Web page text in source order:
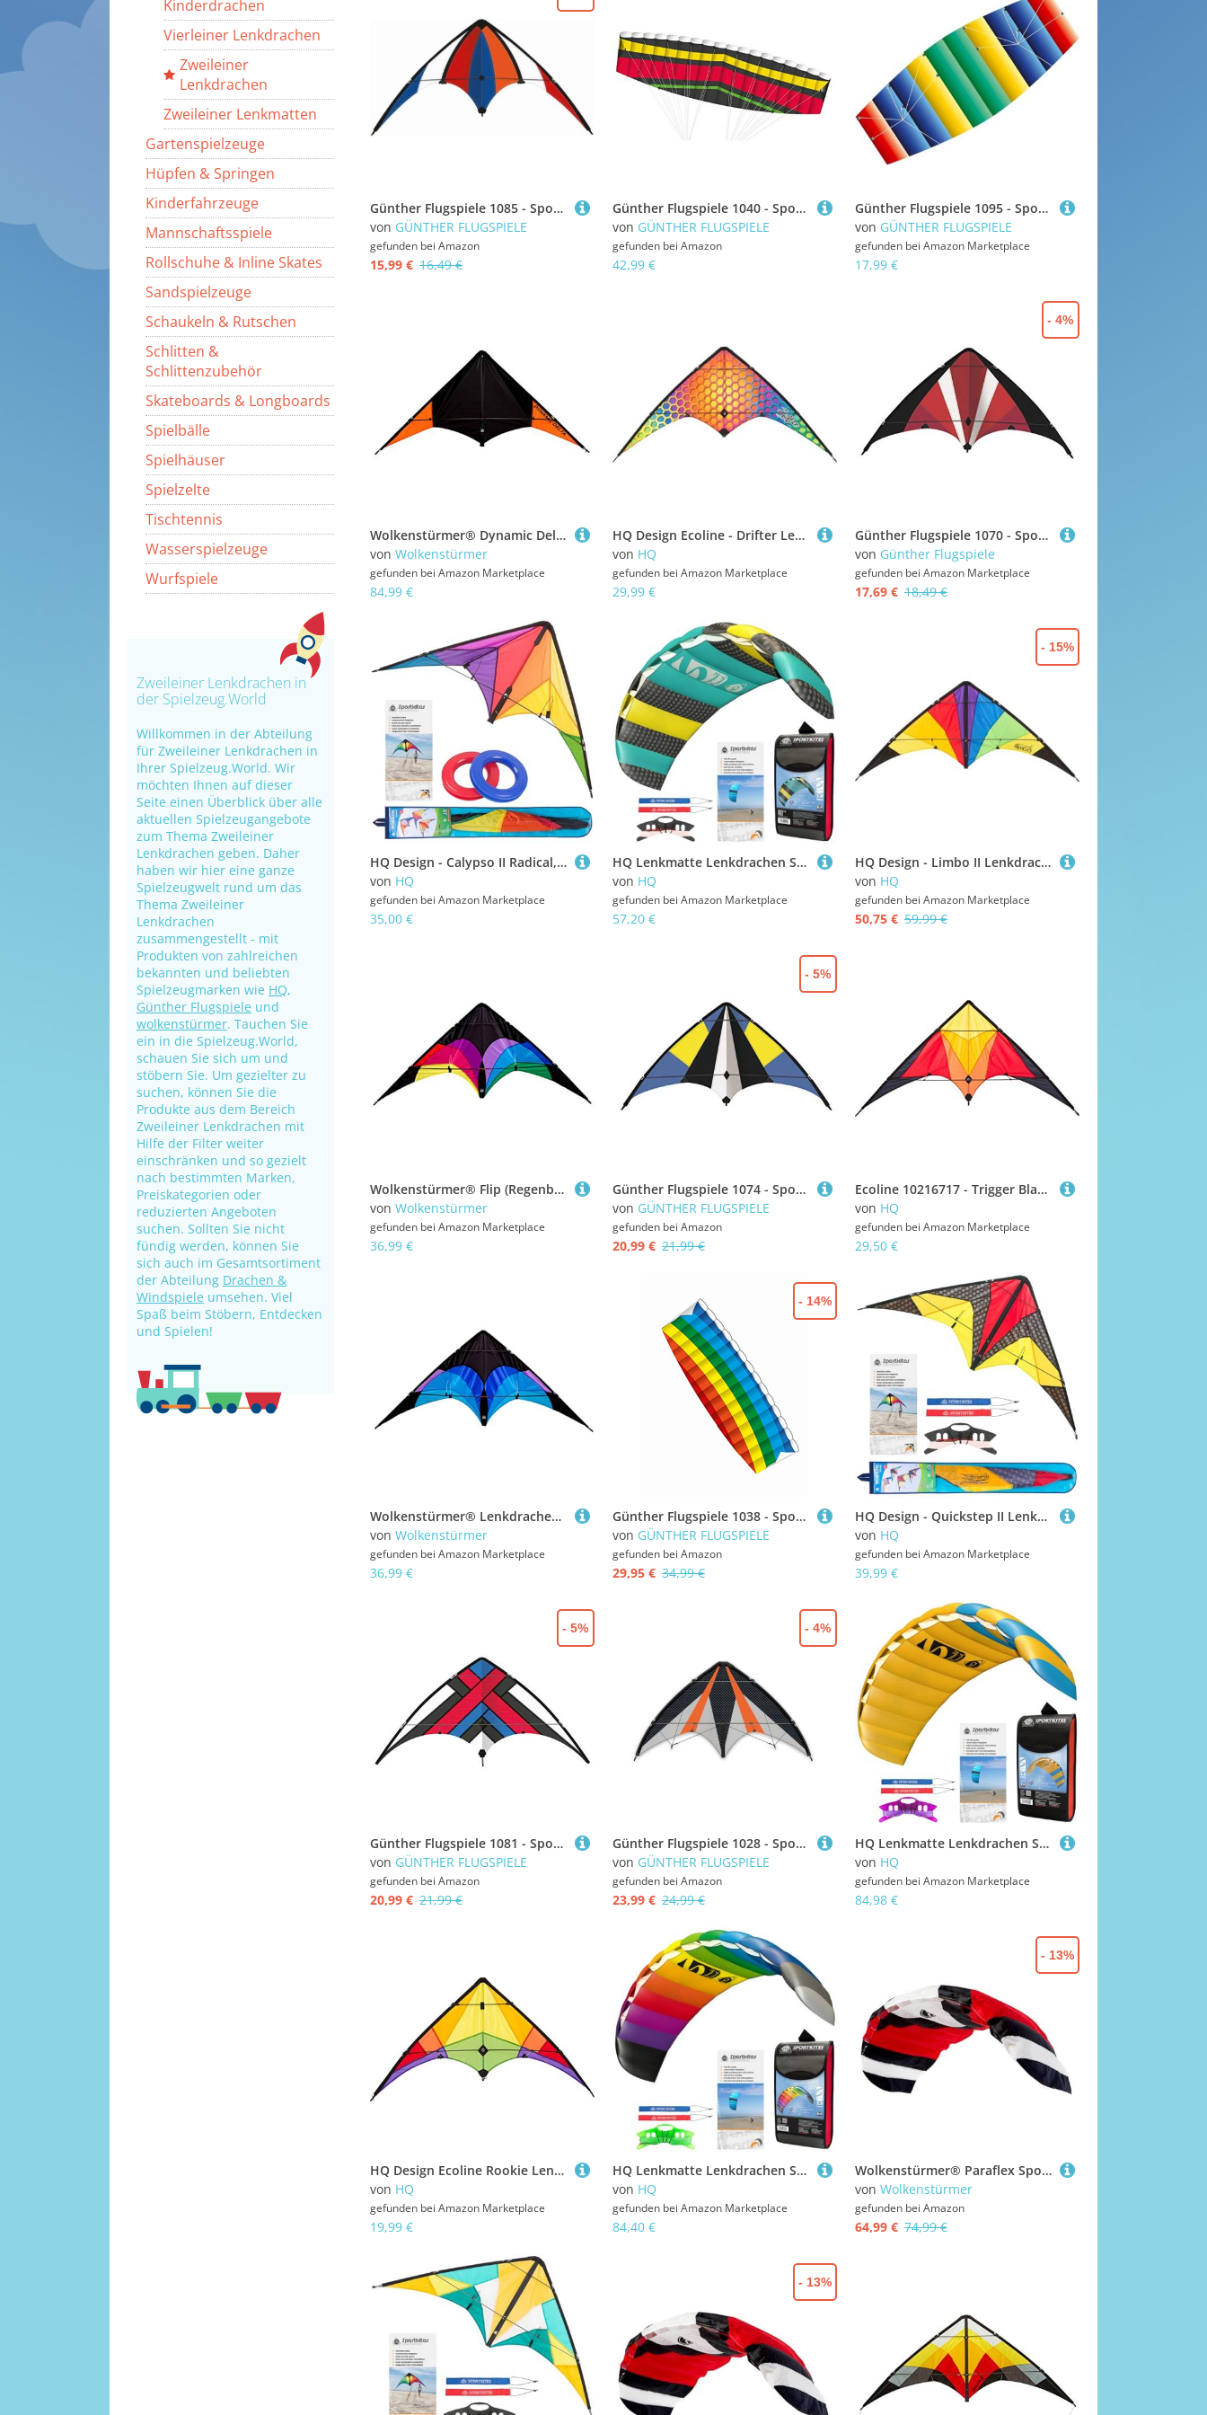
Kinderdrachen
Vierleiner Lenkdrachen
Zweileiner
Lenkdrachen
Zweileiner Lenkmatten
Gartenspielzeuge
Hüpfen & Springen
Kinderfahrzeuge
Mannschaftsspiele
Rollschuhe & Inline Skates
Sandspielzeuge
Schaukeln & Rutschen
Schlitten &
Schlittenzubehör
Skateboards & Longboards
Spielbälle
Spielhäuser
Spielzelte
Tischtennis
Wasserspielzeuge
Wurfspiele
Zweileiner Lenkdrachen in
der Spielzeug.World
Willkommen in der Abteilung
für Zweileiner Lenkdrachen in
Ihrer Spielzeug.World. Wir
möchten Ihnen auf dieser
Seite einen Überblick über alle
aktuellen Spielzeugangebote
zum Thema Zweileiner
Lenkdrachen geben. Daher
haben wir hier eine ganze
Spielzeugwelt rund um das
Thema Zweileiner
Lenkdrachen
zusammengestellt - mit
Produkten von zahlreichen
bekannten und beliebten
Spielzeugmarken wie HQ,
Günther Flugspiele und
wolkenstürmer. Tauchen Sie
ein in die Spielzeug.World,
schauen Sie sich um und
stöbern Sie. Um gezielter zu
suchen, können Sie die
Produkte aus dem Bereich
Zweileiner Lenkdrachen mit
Hilfe der Filter weiter
einschränken und so gezielt
nach bestimmten Marken,
Preiskategorien oder
reduzierten Angeboten
suchen. Sollten Sie nicht
fündig werden, können Sie
sich auch im Gesamtsortiment
der Abteilung Drachen &
Windspiele umsehen. Viel
Spaß beim Stöbern, Entdecken
und Spielen!
Günther Flugspiele 1085 - Sportlenkdrachen Delta Loop, ca. 100 x 56 cm, Drachen aus reißfestem Ripstop-Polyester, für Kinder ab 8 Jahren, inkl. hochwertigen Schnüren auf Lenkrollen
von GÜNTHER FLUGSPIELE
gefunden bei Amazon
15,99 € 16,49 €
Günther Flugspiele 1040 - Sportlenkdrachen Tornado 200, Air Sport Drachen aus reißfestem Ripstop-Polyester, ca. 200 x 54 cm, für Kinder ab 14 Jahren, inkl. 36 kp Polyesterschnüre 2 x 35 m
von GÜNTHER FLUGSPIELE
gefunden bei Amazon
42,99 €
Günther Flugspiele 1095 - Sportlenkdrachen Raver, ca. 100 x 45 cm, Drachen aus reißfestem Ripstop-Polyester, für Kinder ab 8 Jahren, inkl. hochwertigen Schnüren auf Lenkrollen
von GÜNTHER FLUGSPIELE
gefunden bei Amazon Marketplace
17,99 €
Wolkenstürmer® Dynamic Delta Speed Powerdrachen neon Orange Zweileiner Lenkdrachen Carbongestänge
von Wolkenstürmer
gefunden bei Amazon Marketplace
84,99 €
HQ Design Ecoline - Drifter Lenkdrachen Zweileiner Flugdrachen für Erwachsene und Kinder ab 14 Jahren, 80x160cm, inkl. 40kp Polyesterschnüre 2x30m auf Spulen, 2-5 Beaufort (Rainbow Mesh)
von HQ
gefunden bei Amazon Marketplace
29,99 €
Günther Flugspiele 1070 - Sportlenkdrachen Power Move, ca. 130 x 69 cm, Drachen aus reißfestem Ripstop-Polyester, für Kinder ab 8 Jahren, inkl. hochwertigen Schnüren auf Lenkrollen
von Günther Flugspiele
gefunden bei Amazon Marketplace
17,69 € 18,49 €
- 4%
HQ Design - Calypso II Radical, Lenkdrachen Zweileiner Flugdrachen Einsteiger Drachen für Kinder und Erwachsene ab 8 Jahren 59x110cm inkl. 20kp Polyesterschnüre 2x20m auf Spulen 2-5 Bft
von HQ
gefunden bei Amazon Marketplace
35,00 €
HQ Lenkmatte Lenkdrachen Symphony Beach III 1.8 Aqua, Zweileiner Matte, Drachen für Kinder und Erwachsene, 60x180cm, inkl. 80kp Blendline Schnüre, 2x25m auf Winder mit Schlaufen, Drachen ab 12 Jahre
von HQ
gefunden bei Amazon Marketplace
57,20 €
HQ Design - Limbo II Lenkdrachen Zweileiner Flugdrachen Allround Drachen für Kinder und Erwachsene ab 10 Jahren 67x155cm inkl. 40kp Polyesterschnüre 2x20m 2-6 Bft (Classic Rainbow)
von HQ
gefunden bei Amazon Marketplace
50,75 € 59,99 €
- 15%
Wolkenstürmer® Flip (Regenbogen) Lenkdrachen - 2-Leiner Sportlenkdrachen inkl. Polyesterleinen und Flugschlaufen - Stablenkdrachen für Anfänger & Fortgeschrittene -140cm
von Wolkenstürmer
gefunden bei Amazon Marketplace
36,99 €
Günther Flugspiele 1074 - Sportlenkdrachen Sky Move, ca. 160 x 69 cm, Drachen aus reißfestem Ripstop-Polyester, für Kinder ab 10 Jahren, inkl. hochwertigen Schnüren auf Lenkrollen
von GÜNTHER FLUGSPIELE
gefunden bei Amazon
20,99 € 21,99 €
- 5%
Ecoline 10216717 - Trigger Blaze Lenkdrachen Zweileiner, ab 14 Jahren, 90x175cm, inkl. 40kp Polyesterschnüre 2x25m auf Spulen, 2-6 Beaufort
von HQ
gefunden bei Amazon Marketplace
29,50 €
Wolkenstürmer® Lenkdrachen Flip (blau) - 2-Leiner Sportlenkdrachen - Stablenkdrachen für Kinder & Einsteiger (140cm) - flugfertig inkl. Polyesterleinen und Handschlaufen
von Wolkenstürmer
gefunden bei Amazon Marketplace
36,99 €
Günther Flugspiele 1038 - Sportlenkdrachen Dynamic 140, Air Sport Drachen aus reißfestem Ripstop-Polyester, ca. 140 x 54 cm, für Kinder ab 10 Jahren, inkl. 36 kp Polyesterschnüre 2 x 25 m
von GÜNTHER FLUGSPIELE
gefunden bei Amazon
29,95 € 34,99 €
- 14%
HQ Design - Quickstep II Lenkdrachen Zweileiner Flugdrachen Allround Drachen für Kinder und Erwachsene ab 10 Jahren 60x135cm inkl. 20kp Polyesterschnur 2x20m auf Winder 2-5 Bft (Graphite)
von HQ
gefunden bei Amazon Marketplace
39,99 €
Günther Flugspiele 1081 - Sportlenkdrachen Xero Loop, ca. 160 x 80 cm, Drachen aus reißfestem Ripstop-Polyester, für Kinder ab 10 Jahren, inkl. hochwertigen Schnüren auf Lenkrollen
von GÜNTHER FLUGSPIELE
gefunden bei Amazon
20,99 € 21,99 €
- 5%
Günther Flugspiele 1028 - Sportlenkdrachen Synergy 125 GX, Air Sport Drachen aus reißfestem Ripstop-Polyester, ca. 125 x 54 cm, für Kinder ab 10 Jahren, inkl. 36 kp Polyesterschnüre 2 x 35 m
von GÜNTHER FLUGSPIELE
gefunden bei Amazon
23,99 € 24,99 €
- 4%
HQ Lenkmatte Lenkdrachen Symphony Beach III 2.2 Agility, Zweileiner Matte, Drachen für Kinder und Erwachsene, 73x220cm, inkl. 100kp Dyneema Schnüre, 2x25m auf Winder mit Schlaufen, Drachen ab 14 Jahre
von HQ
gefunden bei Amazon Marketplace
84,98 €
HQ Design Ecoline Rookie Lenkdrachen Zweileiner Flugdrachen für Erwachsene und Kinder ab 8 Jahren, 60x120cm, inkl. 20kp Polyesterschnüre 2x25m auf Spulen, 3-5 Bft (Rainbow)
von HQ
gefunden bei Amazon Marketplace
19,99 €
HQ Lenkmatte Lenkdrachen Symphony Beach III 2.5 Rainbow, Zweileiner Matte, Drachen für Kinder und Erwachsene, 73x250cm, inkl. 160kp Dyneema Schnüre, 2x25m auf Winder mit Schlaufen, Drachen ab 14 Jahre
von HQ
gefunden bei Amazon Marketplace
84,40 €
Wolkenstürmer® Paraflex Sport 1.7 Kite (rot) - Flugfertige Lenkmatte mit Dyneemaleinen & Lenkbar - Zweileiner Lenkdrachen für Jugendliche & Erwachsene
von Wolkenstürmer
gefunden bei Amazon
64,99 € 74,99 €
- 13%
- 13%